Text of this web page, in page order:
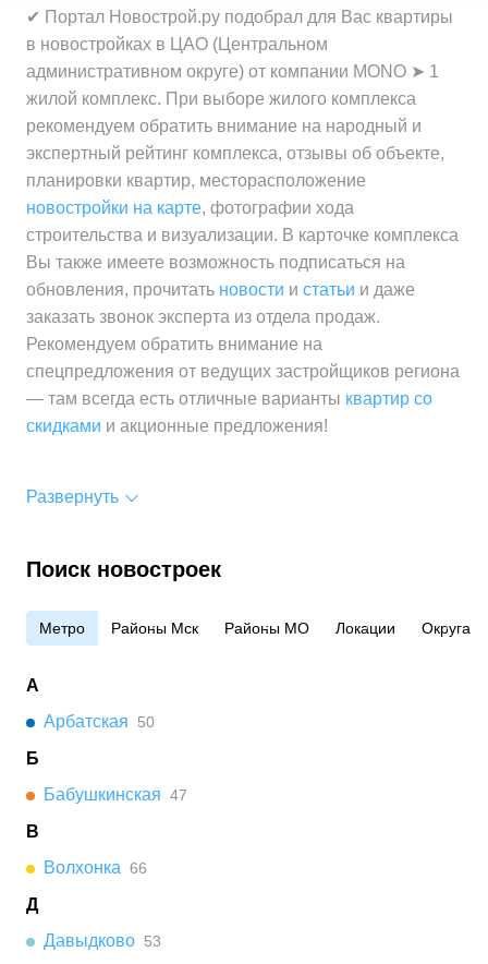
✔ Портал Новострой.ру подобрал для Вас квартиры
в новостройках в ЦАО (Центральном
административном округе) от компании MONO ➤ 1
жилой комплекс. При выборе жилого комплекса
рекомендуем обратить внимание на народный и
экспертный рейтинг комплекса, отзывы об объекте,
планировки квартир, месторасположение
новостройки на карте, фотографии хода
строительства и визуализации. В карточке комплекса
Вы также имеете возможность подписаться на
обновления, прочитать новости и статьи и даже
заказать звонок эксперта из отдела продаж.
Рекомендуем обратить внимание на
спецпредложения от ведущих застройщиков региона
— там всегда есть отличные варианты квартир со
скидками и акционные предложения!
Развернуть
Поиск новостроек
Метро Районы Мск Районы МО Локации Округа
А
Арбатская
50
Б
Бабушкинская 47
В
Волхонка 66
Д
Давыдково 53